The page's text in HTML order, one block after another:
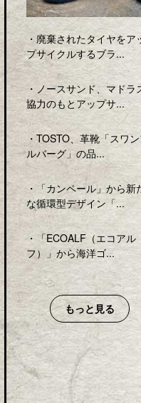
・ 廃棄されたタイヤをア
プサイクルするブラ...
・ ノースサンド、マドラ
協力のもとアップサ...
・ TOSTO、革靴「スワ
ルバーグ」の品...
・ 「カンペール」から新
な循環型デザイン「...
・ 「ECOALF（エコアル
フ）」から海洋ゴ...
もっと見る